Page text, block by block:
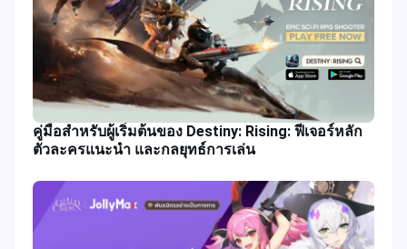
คู่มือสำหรับผู้เริ่มต้นของ Destiny: Rising: ฟีเจอร์หลัก
ตัวละครแนะนำ และกลยุทธ์การเล่น